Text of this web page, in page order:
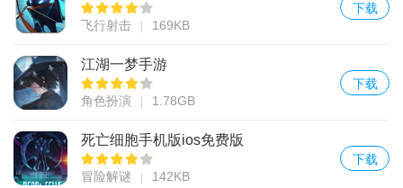
飞行射击 169KB
下载
江湖一梦手游
角色扮演 1.78GB
下载
死亡细胞手机版ios免费版
冒险解谜 142KB
下载